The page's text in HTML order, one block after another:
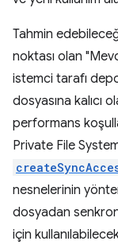
Tahmin
noktası olan
istemci tarafı
dosyasına kalıcı
performans
Private File
nesnelerinin
dosyadan
için